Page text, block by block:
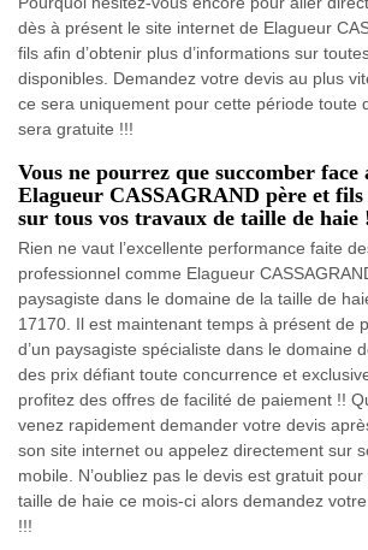
dès à présent le site internet de Elagueur
fils afin d’obtenir plus d’informations sur
disponibles. Demandez votre devis au plus
ce sera uniquement pour cette période toute
sera gratuite !!!
Vous ne pourrez que succomber
Elagueur CASSAGRAND père et fils
sur tous vos travaux de taille de haie
Rien ne vaut l’excellente performance faite
professionnel comme Elagueur
paysagiste dans le domaine de la taille de
17170. Il est maintenant temps à présent de
d’un paysagiste spécialiste dans le domaine
des prix défiant toute concurrence et
profitez des offres de facilité de paiement !!
venez rapidement demander votre devis
son site internet ou appelez directement sur
mobile. N’oubliez pas le devis est gratuit
taille de haie ce mois-ci alors demandez
!!!